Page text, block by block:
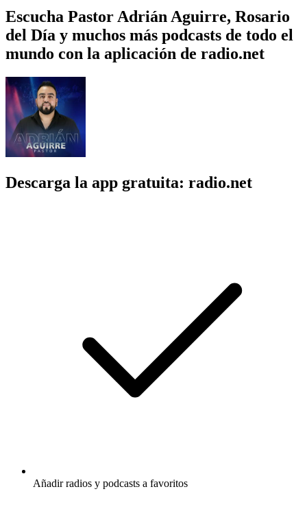
Escucha Pastor Adrián Aguirre, Rosario
del Día y muchos más podcasts de todo el
mundo con la aplicación de radio.net
Descarga la app gratuita: radio.net
Añadir radios y podcasts a favoritos